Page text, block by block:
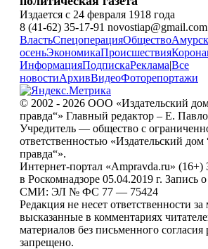
Издается с 24 февраля 1918 года
8 (41-62) 35-17-91 novostiap@gmail.com
ВластьСпецоперацияОбщество
осеньЭкономикаПроисшествия
ИнформацияПодпискаРеклама|Все
новостиАрхивВидеоФоторепортажи
© 2002 - 2026 ООО «Издательский
правда“» Главный редактор – Е.
Учредитель — общество с
ответственностью «Издательский
правда“».
Интернет-портал «Ampravda.ru» (16+)
в Роскомнадзоре 05.04.2019 г. Запись
СМИ: ЭЛ № ФС 77 — 75424
Редакция не несет ответственности
высказанные в комментариях
материалов без письменного согласия
запрещено.